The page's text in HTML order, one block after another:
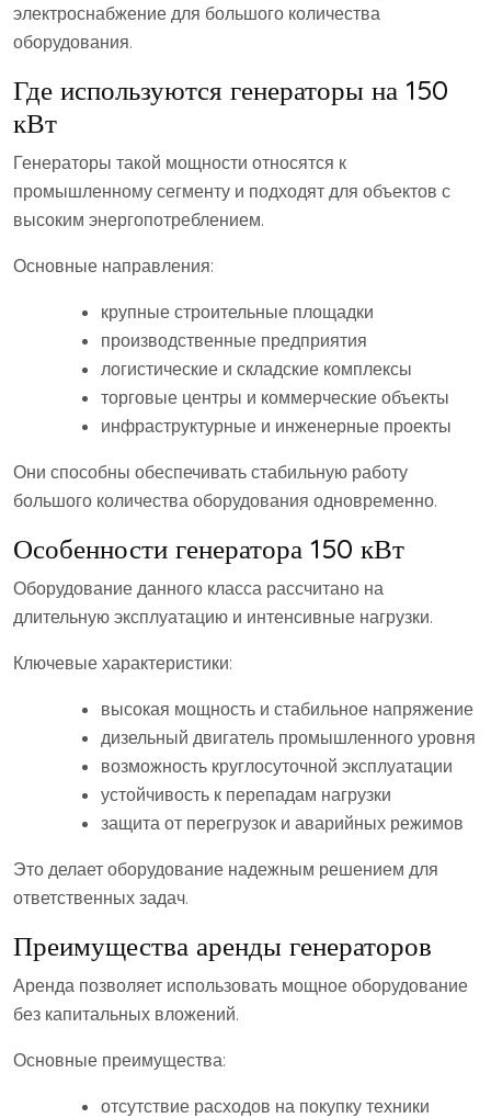
электроснабжение для большого количества
оборудования.
Где используются генераторы на 150
кВт
Генераторы такой мощности относятся к
промышленному сегменту и подходят для объектов с
высоким энергопотреблением.
Основные направления:
крупные строительные площадки
производственные предприятия
логистические и складские комплексы
торговые центры и коммерческие объекты
инфраструктурные и инженерные проекты
Они способны обеспечивать стабильную работу
большого количества оборудования одновременно.
Особенности генератора 150 кВт
Оборудование данного класса рассчитано на
длительную эксплуатацию и интенсивные нагрузки.
Ключевые характеристики:
высокая мощность и стабильное напряжение
дизельный двигатель промышленного уровня
возможность круглосуточной эксплуатации
устойчивость к перепадам нагрузки
защита от перегрузок и аварийных режимов
Это делает оборудование надежным решением для
ответственных задач.
Преимущества аренды генераторов
Аренда позволяет использовать мощное оборудование
без капитальных вложений.
Основные преимущества:
отсутствие расходов на покупку техники